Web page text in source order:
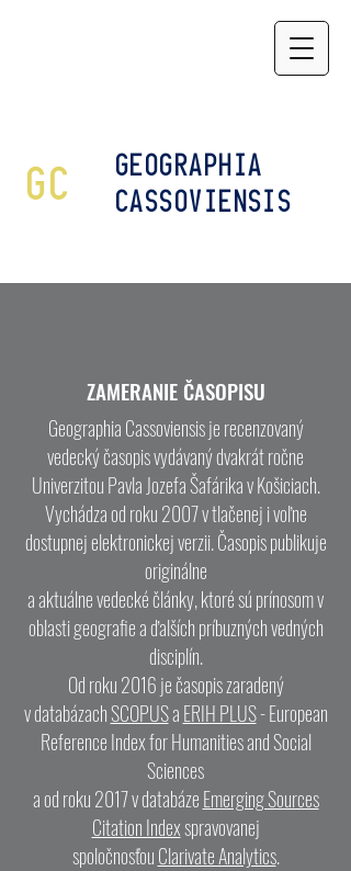
GC
GEOGRAPHIA
CASSOVIENSIS
ZAMERANIE ČASOPISU
Geographia Cassoviensis je recenzovaný
vedecký časopis vydávaný dvakrát ročne
Univerzitou Pavla Jozefa Šafárika v Košiciach.
Vychádza od roku 2007 v tlačenej i voľne
dostupnej elektronickej verzii. Časopis publikuje
originálne
a aktuálne vedecké články, ktoré sú prínosom v
oblasti geografie a ďalších príbuzných vedných
disciplín.
Od roku 2016 je časopis zaradený
v databázachSCOPUSaERIH PLUS- European
Reference Index for Humanities and Social
Sciences
a od roku 2017 v databázeEmerging Sources
Citation Indexspravovanej
spoločnosťouClarivate Analytics.